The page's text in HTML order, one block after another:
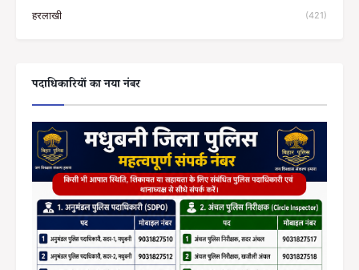
हरलाखी (421)
पदाधिकारियों का नया नंबर